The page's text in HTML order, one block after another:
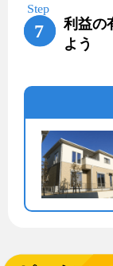
利益の
よう